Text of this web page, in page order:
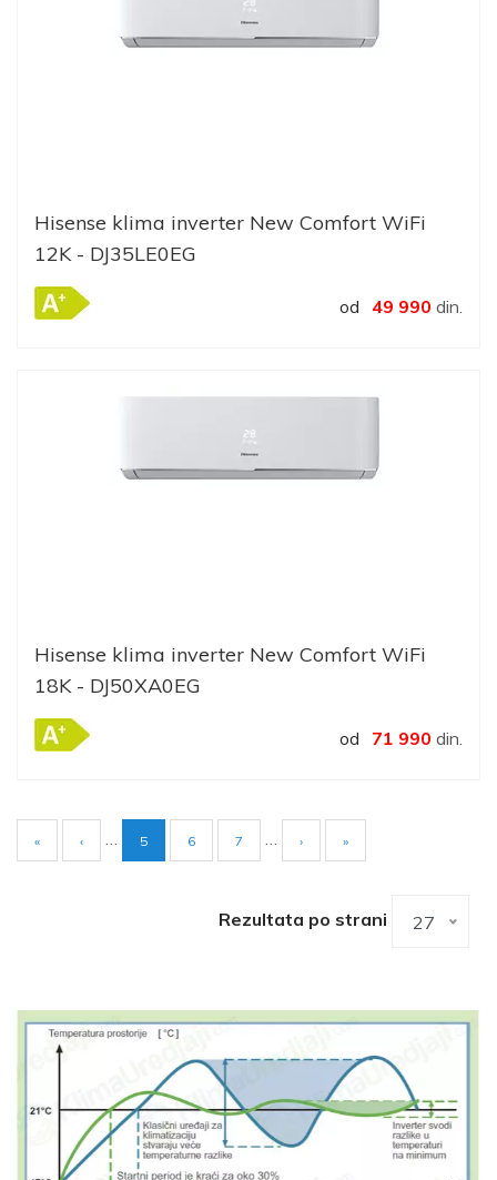
Hisense klima inverter New Comfort WiFi
12K - DJ35LE0EG
od 49 990 din.
Hisense klima inverter New Comfort WiFi
18K - DJ50XA0EG
od 71 990 din.
Pagination
… Current
5 Page
6 Page
7 …
Rezultata po strani 27